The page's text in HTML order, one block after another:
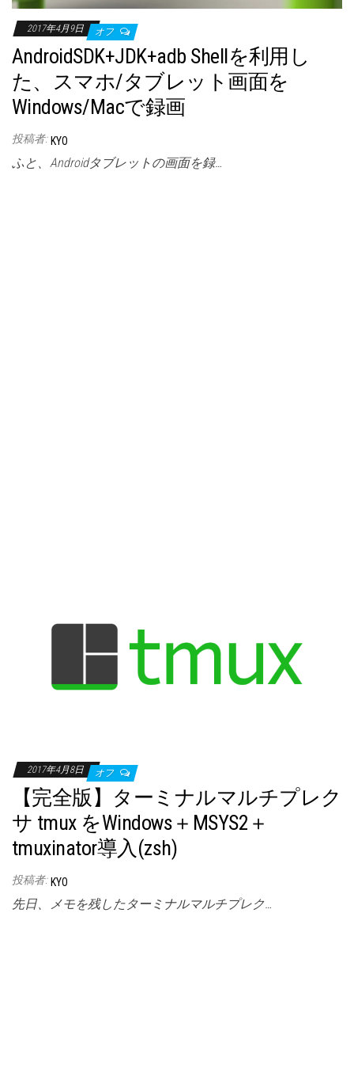
2017年4月9日 オフ
AndroidSDK+JDK+adb Shellを利用し
た、スマホ/タブレット画面を
Windows/Macで録画
投稿者: KYO
ふと、Androidタブレットの画面を録…
2017年4月8日 オフ
【完全版】ターミナルマルチプレク
サ tmux をWindows＋MSYS2＋
tmuxinator導入(zsh)
投稿者: KYO
先日、メモを残したターミナルマルチプレク…